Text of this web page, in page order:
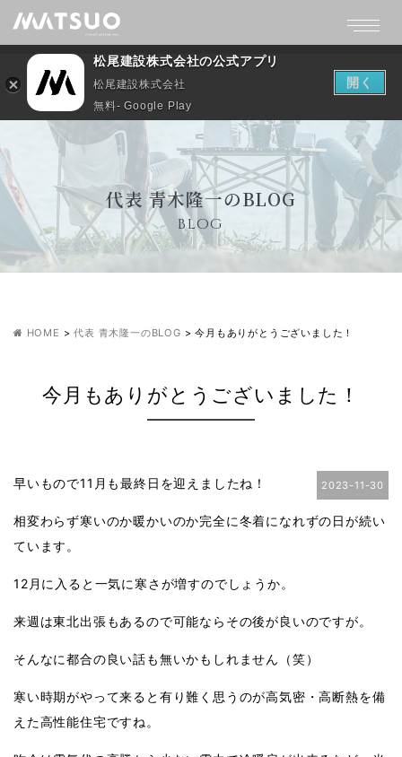
代表 青木隆一のBLOG
BLOG
HOME >代表 青木隆一のBLOG >今月もありがとうございました！
今月もありがとうございました！
2023-11-30
早いもので11月も最終日を迎えましたね！
相変わらず寒いのか暖かいのか完全に冬着になれずの日が続い
ています。
12月に入ると一気に寒さが増すのでしょうか。
来週は東北出張もあるので可能ならその後が良いのですが。
そんなに都合の良い話も無いかもしれません（笑）
寒い時期がやって来ると有り難く思うのが高気密・高断熱を備
えた高性能住宅ですね。
松尾建設株式会社の公式アプリ
松尾建設株式会社
無料- Google Play
開く